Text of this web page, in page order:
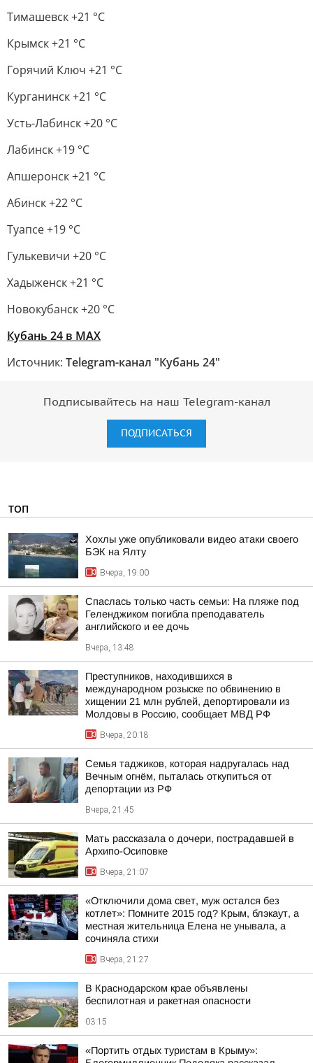
Тимашевск +21 °С
Крымск +21 °С
Горячий Ключ +21 °С
Курганинск +21 °С
Усть-Лабинск +20 °С
Лабинск +19 °С
Апшеронск +21 °С
Абинск +22 °С
Туапсе +19 °С
Гулькевичи +20 °С
Хадыженск +21 °С
Новокубанск +20 °С
Кубань 24 в MAX
Источник: Telegram-канал "Кубань 24"
Подписывайтесь на наш Telegram-канал
ПОДПИСАТЬСЯ
ТОП
Хохлы уже опубликовали видео атаки своего
БЭК на Ялту
Вчера, 19:00
Спаслась только часть семьи: На пляже под
Геленджиком погибла преподаватель
английского и ее дочь
Вчера, 13:48
Преступников, находившихся в
международном розыске по обвинению в
хищении 21 млн рублей, депортировали из
Молдовы в Россию, сообщает МВД РФ
Вчера, 20:18
Семья таджиков, которая надругалась над
Вечным огнём, пыталась откупиться от
депортации из РФ
Вчера, 21:45
Мать рассказала о дочери, пострадавшей в
Архипо-Осиповке
Вчера, 21:07
«Отключили дома свет, муж остался без
котлет»: Помните 2015 год? Крым, блэкаут, а
местная жительница Елена не унывала, а
сочиняла стихи
Вчера, 21:27
В Краснодарском крае объявлены
беспилотная и ракетная опасности
03:15
«Портить отдых туристам в Крыму»: